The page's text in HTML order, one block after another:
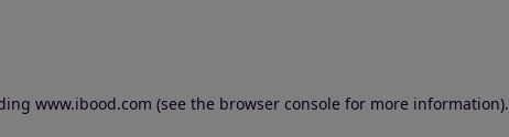
www.ibood.com (see the browser console for more information).